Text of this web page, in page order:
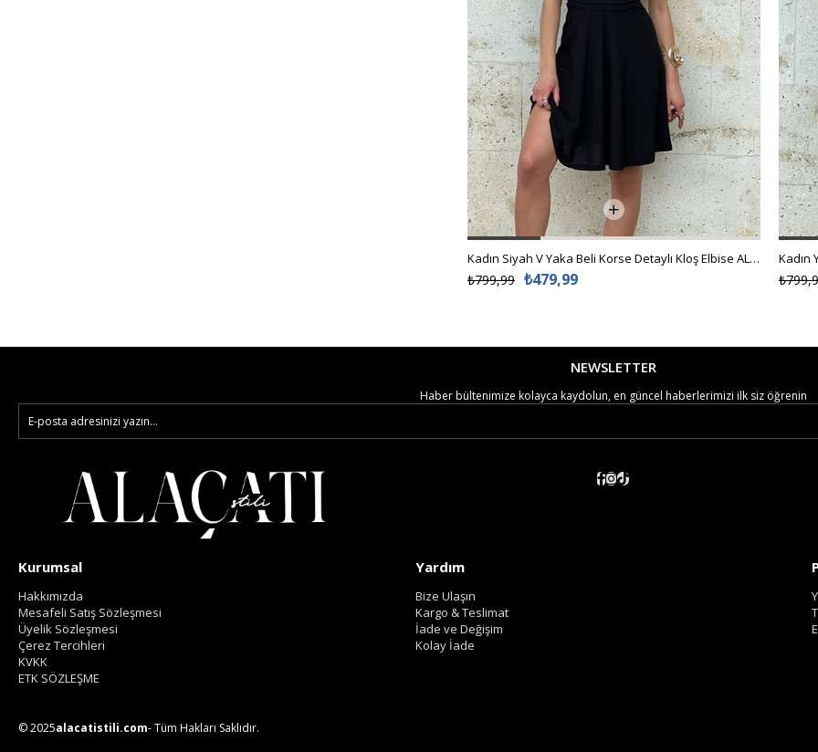
Kadın Siyah V Yaka Beli Korse Detaylı Kloş Elbise ALC-X12153
₺479,99
₺799,99
NEWSLETTER
Haber bültenimize kolayca kaydolun, en güncel haberlerimizi ilk siz öğrenin
Kurumsal
Hakkımızda
Mesafeli Satış Sözleşmesi
Üyelik Sözleşmesi
Çerez Tercihleri
KVKK
ETK SÖZLEŞME
Yardım
Bize Ulaşın
Kargo & Teslimat
İade ve Değişim
Kolay İade
© 2025alacatistili.com- Tüm Hakları Saklıdır.